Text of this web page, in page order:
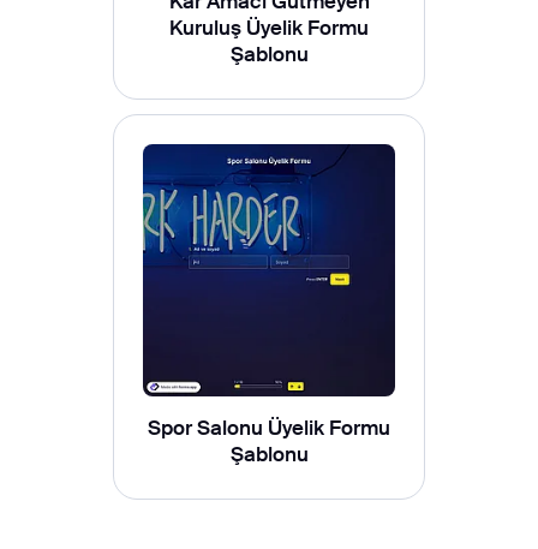
Kuruluş Üyelik Formu
Şablonu
Spor Salonu Üyelik Formu
Şablonu